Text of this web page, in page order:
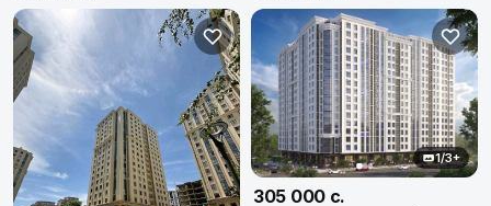
1/3+
305 000 с.